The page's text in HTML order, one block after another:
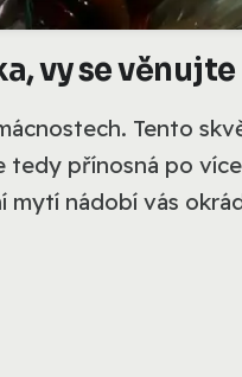
vy se
Tento
přínosná po
nádobí vás